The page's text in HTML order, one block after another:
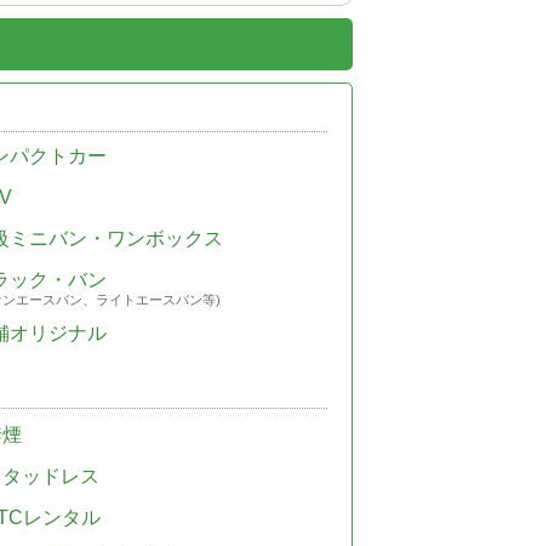
パクトカー
ミニバン・ワンボックス
ック・バン
エースバン、ライトエースバン等)
オリジナル
ッドレス
レンタル